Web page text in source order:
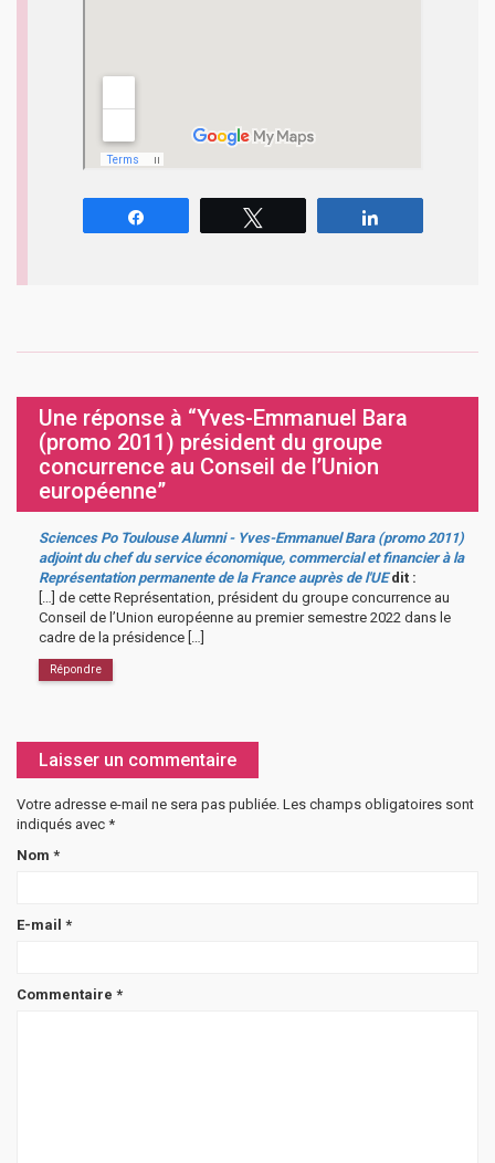
Une réponse à “Yves-Emmanuel Bara
(promo 2011) président du groupe
concurrence au Conseil de l’Union
européenne”
Sciences Po Toulouse Alumni - Yves-Emmanuel Bara (promo 2011)
adjoint du chef du service économique, commercial et financier à la
Représentation permanente de la France auprès de l'UE dit :
[…] de cette Représentation, président du groupe concurrence au
Conseil de l’Union européenne au premier semestre 2022 dans le
cadre de la présidence […]
Répondre
Laisser un commentaire
Votre adresse e-mail ne sera pas publiée. Les champs obligatoires sont
indiqués avec *
Nom *
E-mail *
Commentaire *